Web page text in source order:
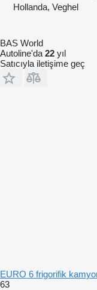
Hollanda, Veghel
BAS World
Autoline'da 22 yıl
Satıcıyla iletişime geç
EURO 6 frigorifik
63